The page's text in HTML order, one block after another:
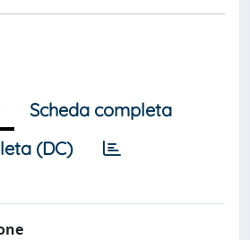
Scheda completa
(DC)